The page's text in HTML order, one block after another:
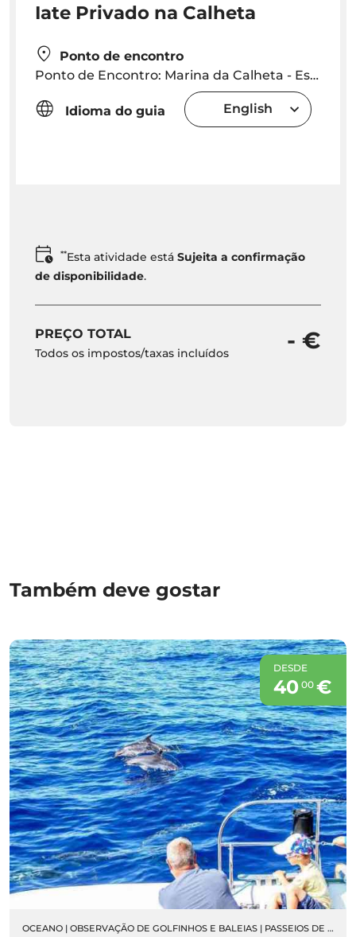
Iate Privado na Calheta
Ponto de encontro
Ponto de Encontro: Marina da Calheta - Escritorio da Ontales
Idioma do guia English
**Esta atividade está Sujeita a confirmação
de disponibilidade.
PREÇO TOTAL
Todos os impostos/taxas incluídos - €
Também deve gostar
DESDE
40 00€
OCEANO | OBSERVAÇÃO DE GOLFINHOS E BALEIAS | PASSEIOS DE BARCO